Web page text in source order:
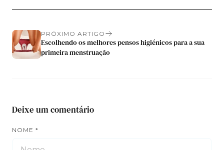
PRÓXIMO ARTIGO
Escolhendo os melhores pensos higiénicos para a sua
primeira menstruação
Deixe um comentário
NOME *